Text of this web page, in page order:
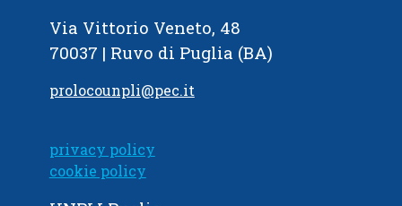
Via Vittorio Veneto, 48
70037 | Ruvo di Puglia (BA)
prolocounpli@pec.it
privacy policy
cookie policy